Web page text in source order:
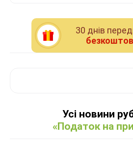
30 днiв
Усі новини
«Податок на